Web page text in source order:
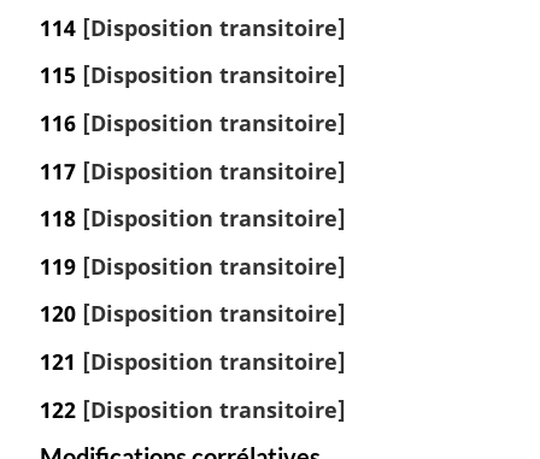
114 [Disposition transitoire]
115 [Disposition transitoire]
116 [Disposition transitoire]
117 [Disposition transitoire]
118 [Disposition transitoire]
119 [Disposition transitoire]
120 [Disposition transitoire]
121 [Disposition transitoire]
122 [Disposition transitoire]